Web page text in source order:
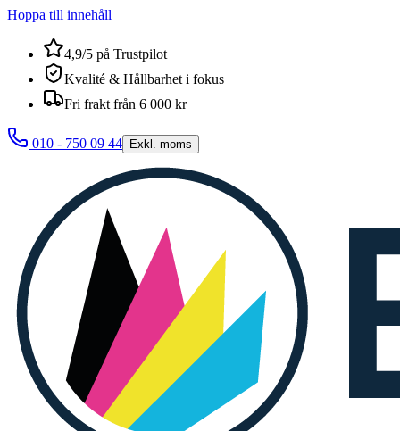
Hoppa till innehåll
4,9/5 på Trustpilot
Kvalité & Hållbarhet i fokus
Fri frakt från 6 000 kr
010 - 750 09 44 Exkl. moms